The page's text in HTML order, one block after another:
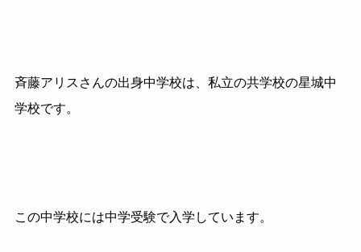
斉藤アリスさんの出身中学校は、私立の共学校の星城中
学校です。
この中学校には中学受験で入学しています。